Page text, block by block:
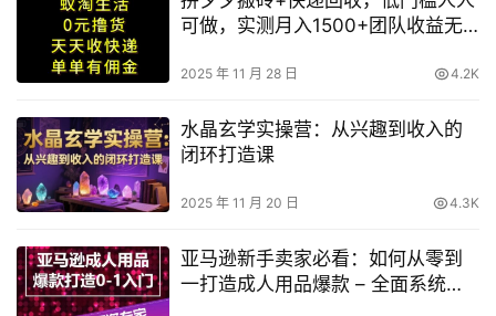
可做，实测月入1500+团队收益无
2025 年 11 月 28 日 4.2K
水晶玄学实操营：从兴趣到收入的
闭环打造课
2025 年 11 月 20 日 4.3K
亚马逊新手卖家必看：如何从零到
一打造成人用品爆款 – 全面系统化